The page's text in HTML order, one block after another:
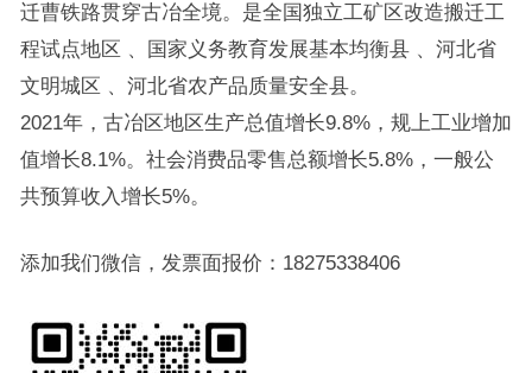
迁曹铁路贯穿古冶全境。是全国独立工矿区改造搬迁工
程试点地区 、国家义务教育发展基本均衡县 、河北省
文明城区 、河北省农产品质量安全县。
2021年，古冶区地区生产总值增长9.8%，规上工业增加
值增长8.1%。社会消费品零售总额增长5.8%，一般公
共预算收入增长5%。
添加我们微信，发票面报价：18275338406